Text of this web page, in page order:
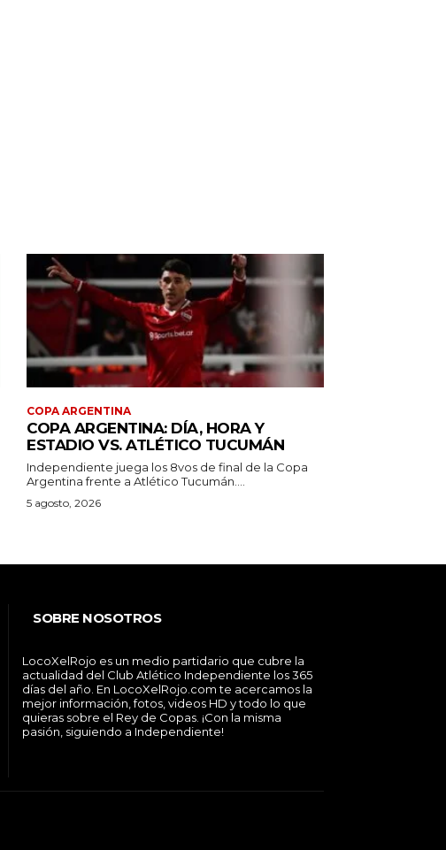
COPA ARGENTINA
COPA ARGENTINA: DÍA, HORA Y
ESTADIO VS. ATLÉTICO TUCUMÁN
Independiente juega los 8vos de final de la Copa
Argentina frente a Atlético Tucumán....
5 agosto, 2026
SOBRE NOSOTROS
LocoXelRojo es un medio partidario que cubre la
actualidad del Club Atlético Independiente los 365
días del año. En LocoXelRojo.com te acercamos la
mejor información, fotos, videos HD y todo lo que
quieras sobre el Rey de Copas. ¡Con la misma
pasión, siguiendo a Independiente!